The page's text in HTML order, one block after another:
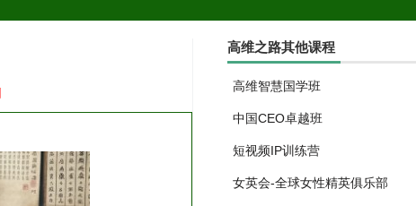
高维之路其他课程
高维智慧国学班
中国CEO卓越班
短视频IP训练营
女英会-全球女性精英俱乐部